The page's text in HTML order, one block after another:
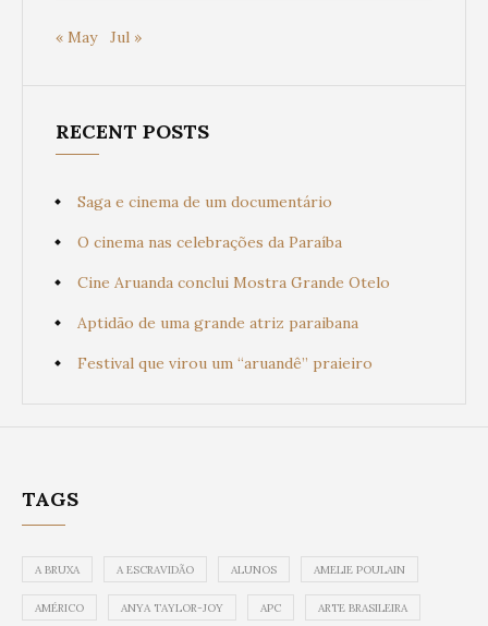
« May Jul »
RECENT POSTS
Saga e cinema de um documentário
O cinema nas celebrações da Paraíba
Cine Aruanda conclui Mostra Grande Otelo
Aptidão de uma grande atriz paraibana
Festival que virou um “aruandê” praieiro
TAGS
A BRUXA A ESCRAVIDÃO ALUNOS AMELIE POULAIN
AMÉRICO ANYA TAYLOR-JOY APC ARTE BRASILEIRA